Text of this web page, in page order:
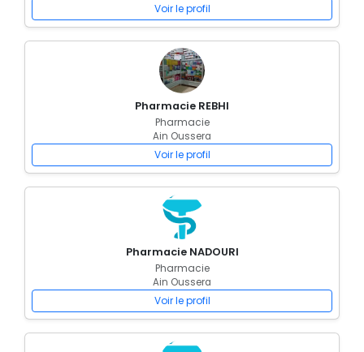
Voir le profil
Pharmacie REBHI
Pharmacie
Ain Oussera
Voir le profil
Pharmacie NADOURI
Pharmacie
Ain Oussera
Voir le profil